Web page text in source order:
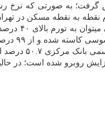
علل
تورم به بازار اجاره فراهم گردید.
روبرو شده است؛ در